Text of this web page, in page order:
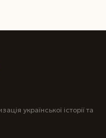
української історії та